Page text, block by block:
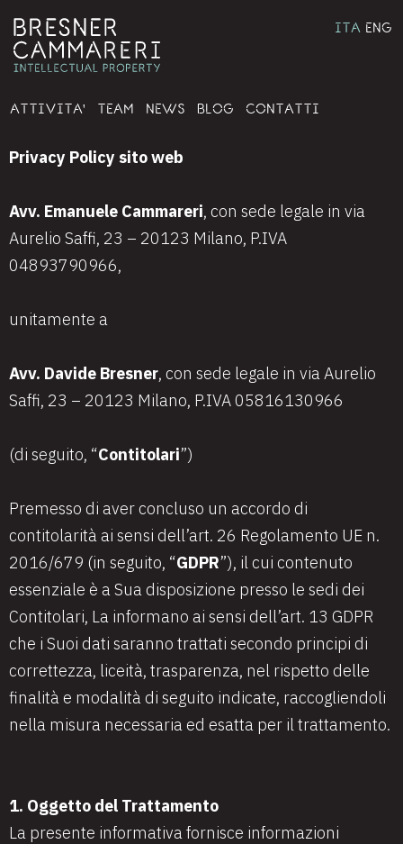
ITA ENG
ATTIVITA' TEAM NEWS BLOG CONTATTI
Privacy Policy sito web
Avv. Emanuele Cammareri, con sede legale in via
Aurelio Saffi, 23 – 20123 Milano, P.IVA
04893790966,
unitamente a
Avv. Davide Bresner, con sede legale in via Aurelio
Saffi, 23 – 20123 Milano, P.IVA 05816130966
(di seguito, “Contitolari”)
Premesso di aver concluso un accordo di
contitolarità ai sensi dell’art. 26 Regolamento UE n.
2016/679 (in seguito, “GDPR”), il cui contenuto
essenziale è a Sua disposizione presso le sedi dei
Contitolari, La informano ai sensi dell’art. 13 GDPR
che i Suoi dati saranno trattati secondo principi di
correttezza, liceità, trasparenza, nel rispetto delle
finalità e modalità di seguito indicate, raccogliendoli
nella misura necessaria ed esatta per il trattamento.
1. Oggetto del Trattamento
La presente informativa fornisce informazioni